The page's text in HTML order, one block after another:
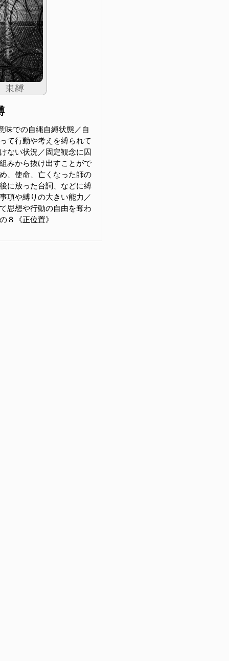
味での自縄自縛状態／自
て行動や考えを縛られて
ない状況／固定観念に囚
みから抜け出すことがで
、使命、亡くなった師の
に放った台詞、などに縛
項や縛りの大きい能力／
思想や行動の自由を奪わ
８《正位置》